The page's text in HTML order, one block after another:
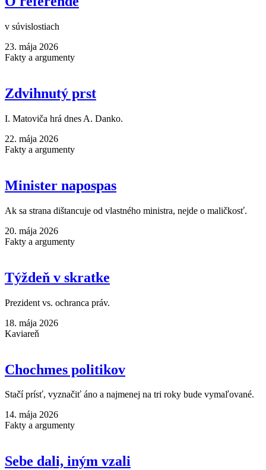
v súvislostiach
23. mája 2026
Fakty a argumenty
Zdvihnutý prst
I. Matoviča hrá dnes A. Danko.
22. mája 2026
Fakty a argumenty
Minister napospas
Ak sa strana dištancuje od vlastného ministra, nejde o maličkosť.
20. mája 2026
Fakty a argumenty
Týždeň v skratke
Prezident vs. ochranca práv.
18. mája 2026
Kaviareň
Chochmes politikov
Stačí prísť, vyznačiť áno a najmenej na tri roky bude vymaľované.
14. mája 2026
Fakty a argumenty
Sebe dali, iným vzali